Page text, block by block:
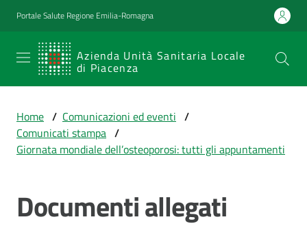
Vai al contenuto
Vai alla navigazione
Vai al footer
Portale Salute Regione Emilia-Romagna
Azienda Unità Sanitaria Locale
di Piacenza
SERVIZIO
SANITARIO
Emilia-
Romagna
Home / Comunicazioni ed eventi /
Comunicati stampa /
Giornata mondiale dell’osteoporosi: tutti gli appuntamenti
Documenti allegati